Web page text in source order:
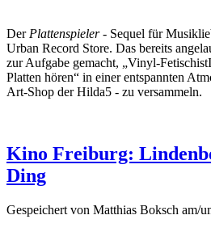
Der Plattenspieler- Sequel für
Urban Record Store. Das bereits
zur Aufgabe gemacht, „Vinyl-
Platten hören“ in einer entspannten
Art-Shop der Hilda5 - zu versammeln.
Kino Freiburg:
Ding
Gespeichert von Matthias Boksch am/